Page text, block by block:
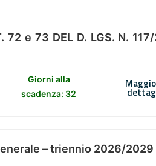
72 e 73 DEL D. LGS. N.
Giorni alla
scadenza: 32
– triennio 2026/2029